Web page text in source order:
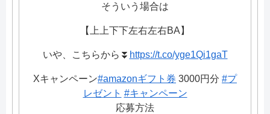
そういう場合は
【上上下下左右左右BA】
いや、こちらから⏬ https://t.co/yge1Qi1gaT
Xキャンペーン#amazonギフト券 3000円分 #プ
レゼント #キャンペーン
応募方法